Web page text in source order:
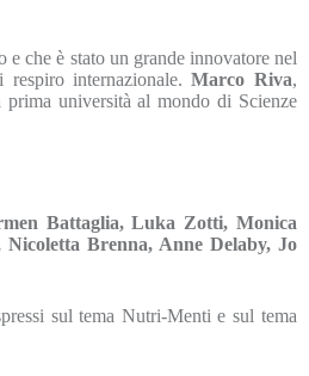
che è stato un grande innovatore nel
respiro internazionale.Marco Riva,
università al mondo di Scienze
Battaglia, Luka Zotti, Monica
Brenna, Anne Delaby, Jo
sul tema Nutri-Menti e sul tema